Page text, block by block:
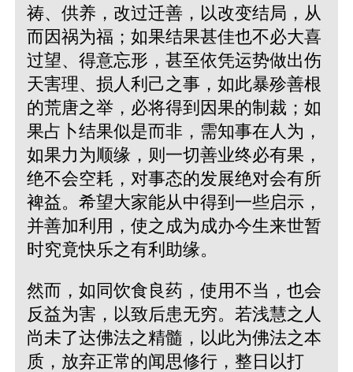
祷、供养，改过迁善，以改变结局，从
而因祸为福；如果结果甚佳也不必大喜
过望、得意忘形，甚至依凭运势做出伤
天害理、损人利己之事，如此暴殄善根
的荒唐之举，必将得到因果的制裁；如
果占卜结果似是而非，需知事在人为，
如果力为顺缘，则一切善业终必有果，
绝不会空耗，对事态的发展绝对会有所
裨益。希望大家能从中得到一些启示，
并善加利用，使之成为成办今生来世暂
时究竟快乐之有利助缘。
然而，如同饮食良药，使用不当，也会
反益为害，以致后患无穷。若浅慧之人
尚未了达佛法之精髓，以此为佛法之本
质，放弃正常的闻思修行，整日以打